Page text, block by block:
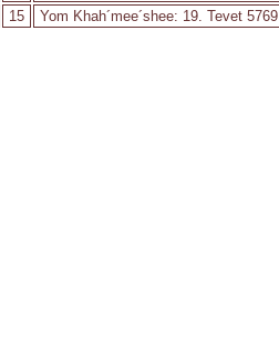
15 Yom Khah´mee´shee: 19. Tevet 5769